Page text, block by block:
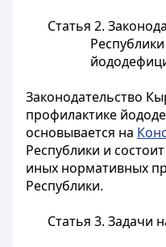
Статья 2.
Законодательство
профилактике
основывается на
Республики и
иных нормативных
Республики.
Статья 3. Задачи